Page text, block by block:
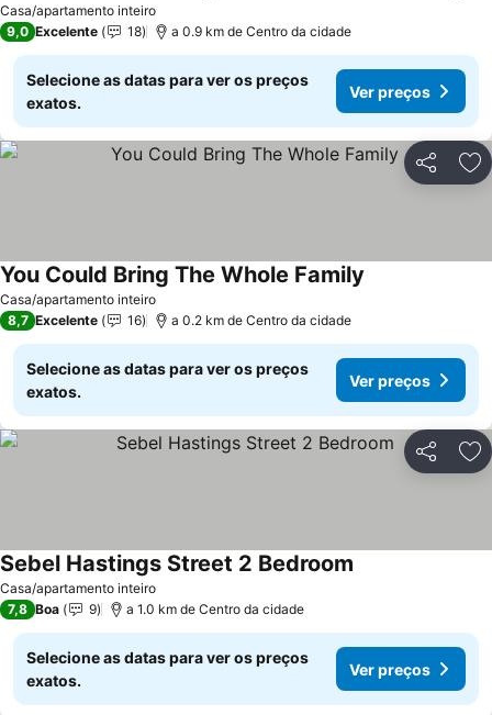
Casa/apartamento inteiro
9,0 Excelente 18 a 0.9 km de Centro da cidade
Selecione as datas para ver os preços
exatos.
Ver preços
Partilhar
Casa/apartamento inteiro
You Could Bring The Whole Family
8,7 Excelente 16 a 0.2 km de Centro da cidade
Selecione as datas para ver os preços
exatos.
Ver preços
Partilhar
Casa/apartamento inteiro
Sebel Hastings Street 2 Bedroom
7,8 Boa 9 a 1.0 km de Centro da cidade
Selecione as datas para ver os preços
exatos.
Ver preços